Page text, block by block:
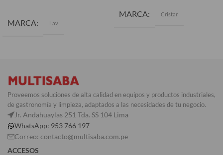
MARCA Lav
MARCA Cristar
Proveemos soluciones de alta calidad en equipos y productos industriales,
de gastronomía y limpieza, adaptados a las necesidades de tu negocio.
Jr. Andahuaylas 251 Tda. SS 104 Lima
WhatsApp: 953 766 197
Correo: contacto@multisaba.com.pe
ACCESOS